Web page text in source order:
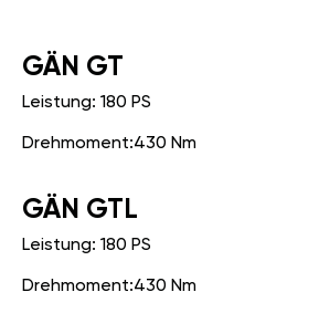
GÄN GT
Leistung: 180 PS
Drehmoment:430 Nm
GÄN GTL
Leistung: 180 PS
Drehmoment:430 Nm